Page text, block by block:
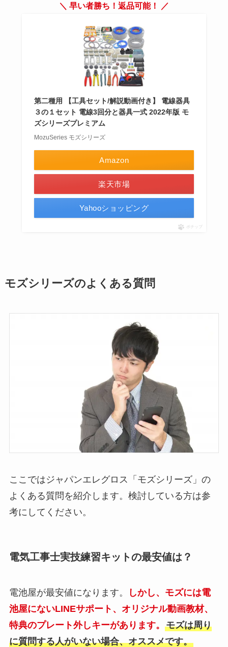
＼ 早い者勝ち！返品可能！ ／
第二種用 【工具セット/解説動画付き】 電線器具
３の１セット 電線3回分と器具一式 2022年版 モ
ズシリーズプレミアム
MozuSeries モズシリーズ
Amazon
楽天市場
Yahooショッピング
ポチップ
モズシリーズのよくある質問
ここではジャパンエレグロス「モズシリーズ」の
よくある質問を紹介します。検討している方は参
考にしてください。
電気工事士実技練習キットの最安値は？
電池屋が最安値になります。
しかし、モズには電
池屋にないLINEサポート、オリジナル動画教材、
特典のプレート外しキーがあります。 モズは周り
に質問する人がいない場合、オススメです。